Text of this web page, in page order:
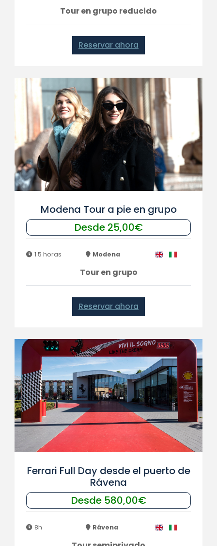
Tour en grupo reducido
Reservar ahora
Modena Tour a pie en grupo
Desde 25,00€
1.5 horas Modena
Tour en grupo
Reservar ahora
Ferrari Full Day desde el puerto de
Rávena
Desde 580,00€
8h Rávena